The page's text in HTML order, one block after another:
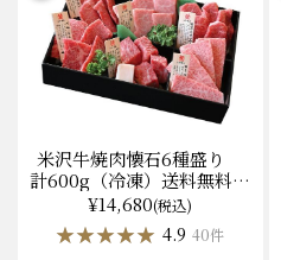
米沢牛焼肉懐石6種盛り
計600g（冷凍）送料無料
化粧箱入
¥14,680(税込)
★★★★★
★★★★★ 4.9 40件